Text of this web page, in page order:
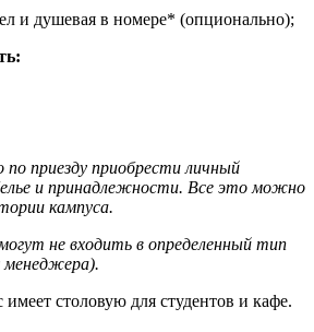
и душевая в номере* (опционально);
приезду приобрести личный
и принадлежности. Все это можно
кампуса.
не входить в определенный тип
столовую для студентов и кафе.